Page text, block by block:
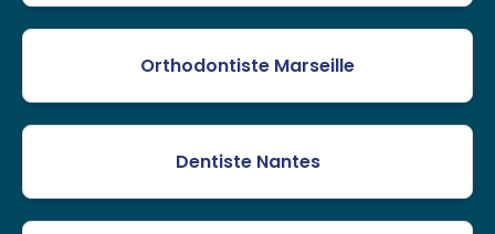
Orthodontiste Marseille
Dentiste Nantes